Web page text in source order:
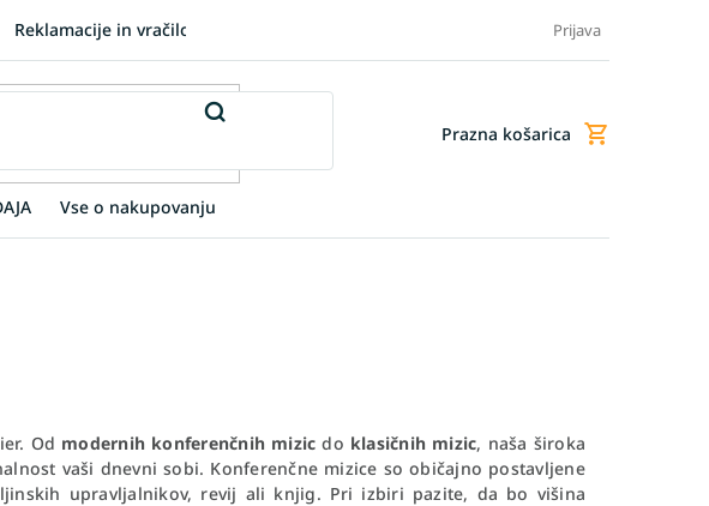
Reklamacije in vračilo blaga Dodatne storitve
Prijava
Nakupovalna
Prazna košarica
Vse o nakupovanju
Od modernih konferenčnih mizic do klasičnih mizic, naša široka
vaši dnevni sobi. Konferenčne mizice so običajno postavljene
upravljalnikov, revij ali knjig. Pri izbiri pazite, da bo višina